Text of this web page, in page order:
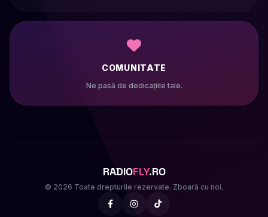
COMUNITATE
Ne pasă de dedicațiile tale.
RADIOFLY.RO
© 2026 Toate drepturile rezervate. Zboară cu noi.